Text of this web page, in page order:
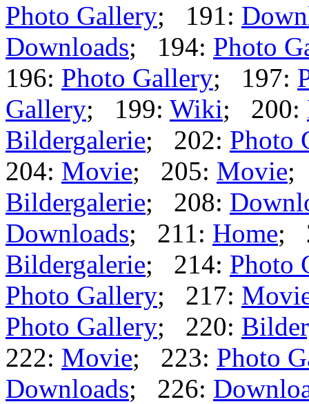
Photo Gallery; 191:
Downloads; 194: Photo
196: Photo Gallery; 197:
Gallery; 199: Wiki; 200:
Bildergalerie; 202: Photo
204: Movie; 205: Movie;
Bildergalerie; 208:
Downloads; 211: Home;
Bildergalerie; 214: Photo
Photo Gallery; 217:
Photo Gallery; 220:
222: Movie; 223: Photo
Downloads; 226: